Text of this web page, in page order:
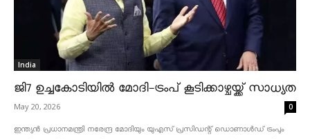
India
ജി7 ഉച്ചകോടിയിൽ മോദി-ട്രംപ് കൂടിക്കാഴ്ചയ്ക്ക് സാധ്യത
May 20, 2026 0
ഇന്ത്യൻ പ്രധാനമന്ത്രി നരേന്ദ്ര മോദിയും യുഎസ് പ്രസിഡന്റ് ഡൊണാൾഡ് ട്രംപും